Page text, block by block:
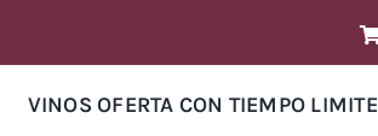
VINOS OFERTA CON TIEMPO LIMITE